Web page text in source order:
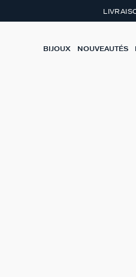
BIJOUX NOUVEAUTÉS